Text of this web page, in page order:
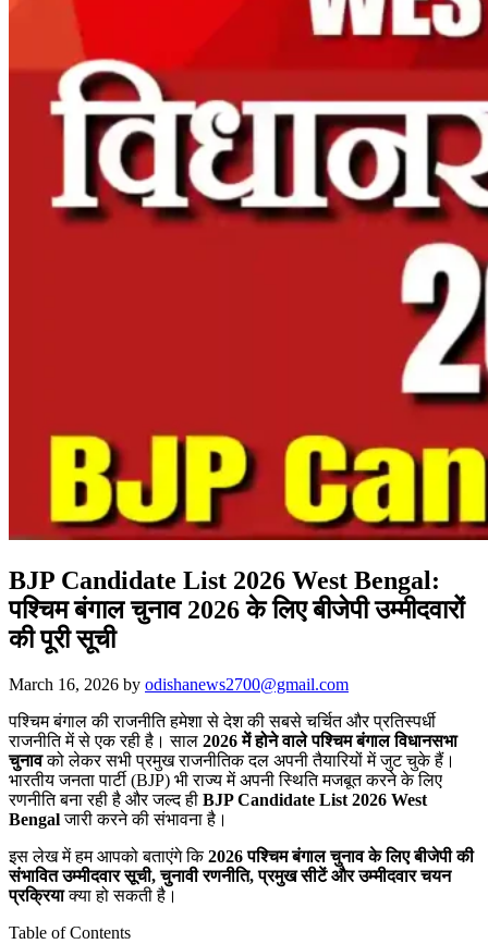
BJP Candidate List 2026 West Bengal:
पश्चिम बंगाल चुनाव 2026 के लिए बीजेपी उम्मीदवारों
की पूरी सूची
March 16, 2026 by odishanews2700@gmail.com
पश्चिम बंगाल की राजनीति हमेशा से देश की सबसे चर्चित और प्रतिस्पर्धी
राजनीति में से एक रही है। साल 2026 में होने वाले पश्चिम बंगाल विधानसभा
चुनावको लेकर सभी प्रमुख राजनीतिक दल अपनी तैयारियों में जुट चुके हैं।
भारतीय जनता पार्टी (BJP) भी राज्य में अपनी स्थिति मजबूत करने के लिए
रणनीति बना रही है और जल्द ही BJP Candidate List 2026 West
Bengalजारी करने की संभावना है।
इस लेख में हम आपको बताएंगे कि2026 पश्चिम बंगाल चुनाव के लिए बीजेपी की
संभावित उम्मीदवार सूची, चुनावी रणनीति, प्रमुख सीटें और उम्मीदवार चयन
प्रक्रियाक्या हो सकती है।
Table of Contents